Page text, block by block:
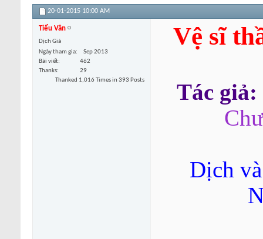
20-01-2015 10:00 AM
Tiểu Vân
Dịch Giả
Ngày tham gia
Sep 2013
Bài viết
462
Thanks
29
Thanked 1,016 Times in 393 Posts
Vệ sĩ
Tác
Dịch